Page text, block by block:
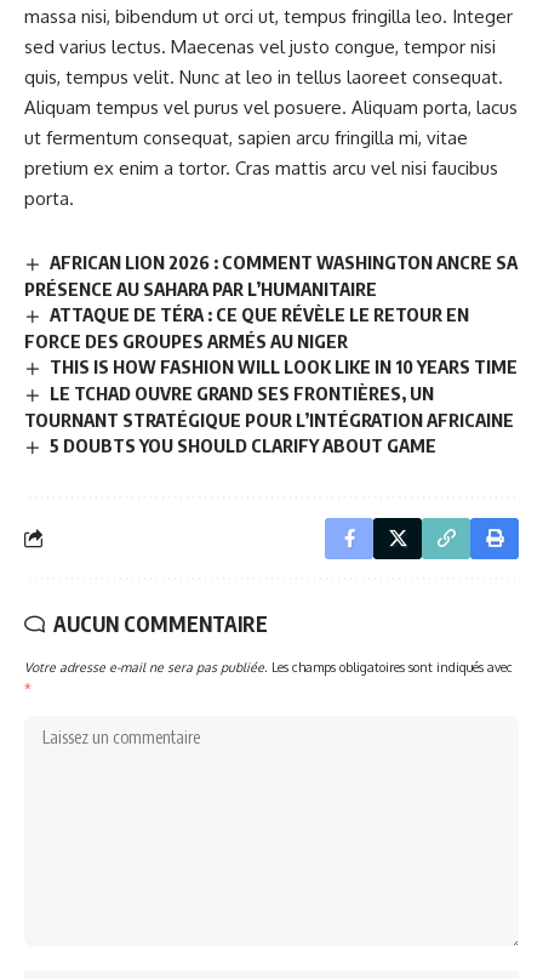
massa nisi, bibendum ut orci ut, tempus fringilla leo. Integer
sed varius lectus. Maecenas vel justo congue, tempor nisi
quis, tempus velit. Nunc at leo in tellus laoreet consequat.
Aliquam tempus vel purus vel posuere. Aliquam porta, lacus
ut fermentum consequat, sapien arcu fringilla mi, vitae
pretium ex enim a tortor. Cras mattis arcu vel nisi faucibus
porta.
AFRICAN LION 2026 : COMMENT WASHINGTON ANCRE SA
PRÉSENCE AU SAHARA PAR L’HUMANITAIRE
ATTAQUE DE TÉRA : CE QUE RÉVÈLE LE RETOUR EN
FORCE DES GROUPES ARMÉS AU NIGER
THIS IS HOW FASHION WILL LOOK LIKE IN 10 YEARS TIME
LE TCHAD OUVRE GRAND SES FRONTIÈRES, UN
TOURNANT STRATÉGIQUE POUR L’INTÉGRATION AFRICAINE
5 DOUBTS YOU SHOULD CLARIFY ABOUT GAME
AUCUN COMMENTAIRE
Votre adresse e-mail ne sera pas publiée. Les champs obligatoires sont indiqués avec
*